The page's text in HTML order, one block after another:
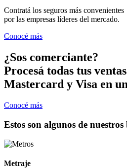
Contratá los seguros más convenientes
por las empresas líderes del mercado.
Conocé más
¿Sos comerciante?
Procesá todas tus
Mastercard y Visa en
Conocé más
Estos son algunos de nuestros
Metraje